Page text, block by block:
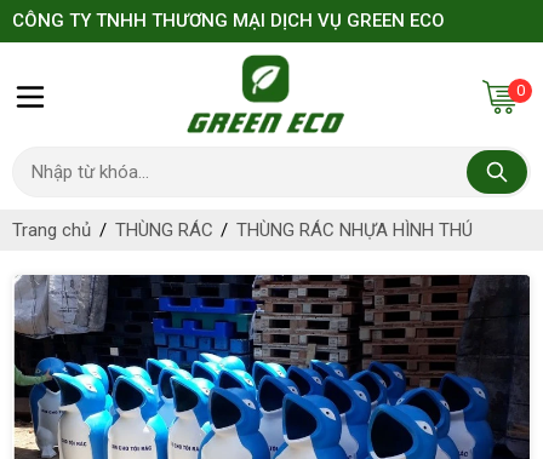
CÔNG TY TNHH THƯƠNG MẠI DỊCH VỤ GREEN ECO
0
Trang chủ THÙNG RÁC THÙNG RÁC NHỰA HÌNH THÚ